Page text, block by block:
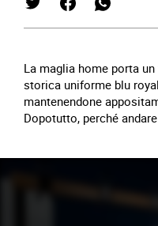
La maglia home porta
storica uniforme blu
mantenendone
Dopotutto, perché